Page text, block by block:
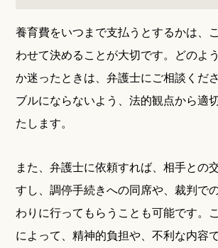
養育費をいつまで支払うとするかは、
わせて決めることが大切です。どのよ
か迷ったときは、弁護士にご相談くだ
ブルにならないよう、法的観点から適
たします。
また、弁護士に依頼すれば、相手との
すし、調停手続きへの同席や、裁判で
わりに行ってもらうことも可能です。
によって、精神的負担や、不利な内容